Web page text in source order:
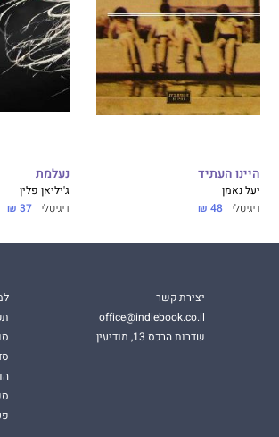
היינו העתיד
יעל נאמן
דיגיטלי 48 ₪
נעלמת
ג'יליאן פלין
דיגיטלי 37 ₪
יצירת קשר
office@indiebook.co.il
שדרות הרכס 13, מודיעין